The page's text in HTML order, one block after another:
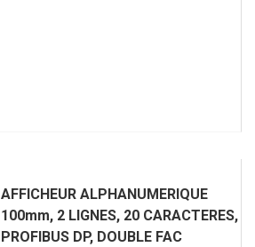
AFFICHEUR ALPHANUMERIQUE
100mm, 2 LIGNES, 20 CARACTERES,
PROFIBUS DP, DOUBLE FAC